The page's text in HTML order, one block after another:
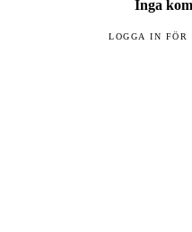
Inga
LOGGA IN FÖR